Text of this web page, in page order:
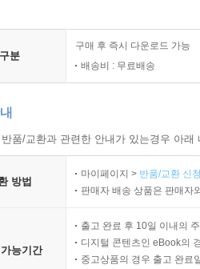
분
구매 후 즉시 다운로드 가능
배송비 : 무료배송
품/교환과 관련한 안내가 있는경우 아
방법
마이페이지 > 반품/교환 신
판매자 배송 상품은 판매자
능기간
출고 완료 후 10일 이내의
디지털 콘텐츠인 eBook의
중고상품의 경우 출고 완료